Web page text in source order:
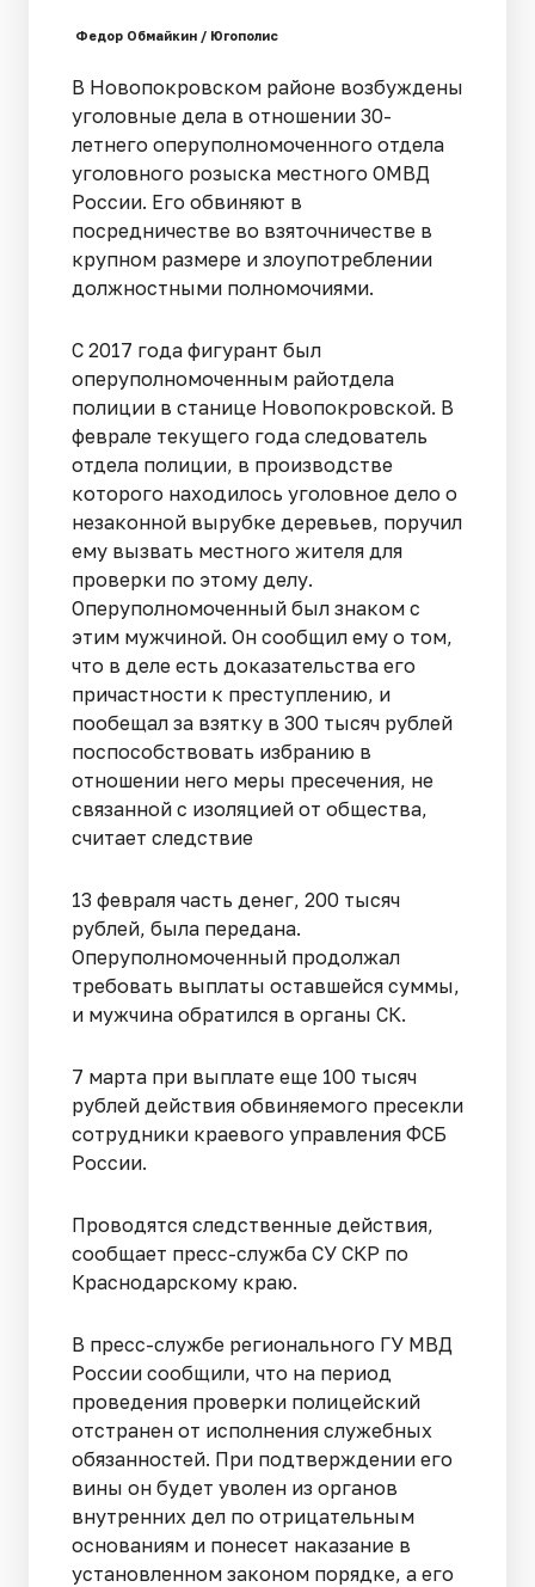
Федор Обмайкин / Югополис
В Новопокровском районе возбуждены
уголовные дела в отношении 30-
летнего оперуполномоченного отдела
уголовного розыска местного ОМВД
России. Его обвиняют в
посредничестве во взяточничестве в
крупном размере и злоупотреблении
должностными полномочиями.
С 2017 года фигурант был
оперуполномоченным райотдела
полиции в станице Новопокровской. В
феврале текущего года следователь
отдела полиции, в производстве
которого находилось уголовное дело о
незаконной вырубке деревьев, поручил
ему вызвать местного жителя для
проверки по этому делу.
Оперуполномоченный был знаком с
этим мужчиной. Он сообщил ему о том,
что в деле есть доказательства его
причастности к преступлению, и
пообещал за взятку в 300 тысяч рублей
поспособствовать избранию в
отношении него меры пресечения, не
связанной с изоляцией от общества,
считает следствие
13 февраля часть денег, 200 тысяч
рублей, была передана.
Оперуполномоченный продолжал
требовать выплаты оставшейся суммы,
и мужчина обратился в органы СК.
7 марта при выплате еще 100 тысяч
рублей действия обвиняемого пресекли
сотрудники краевого управления ФСБ
России.
Проводятся следственные действия,
сообщает пресс-служба СУ СКР по
Краснодарскому краю.
В пресс-службе регионального ГУ МВД
России сообщили, что на период
проведения проверки полицейский
отстранен от исполнения служебных
обязанностей. При подтверждении его
вины он будет уволен из органов
внутренних дел по отрицательным
основаниям и понесет наказание в
установленном законом порядке, а его